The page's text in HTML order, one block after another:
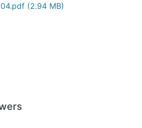
(2.94 MB)